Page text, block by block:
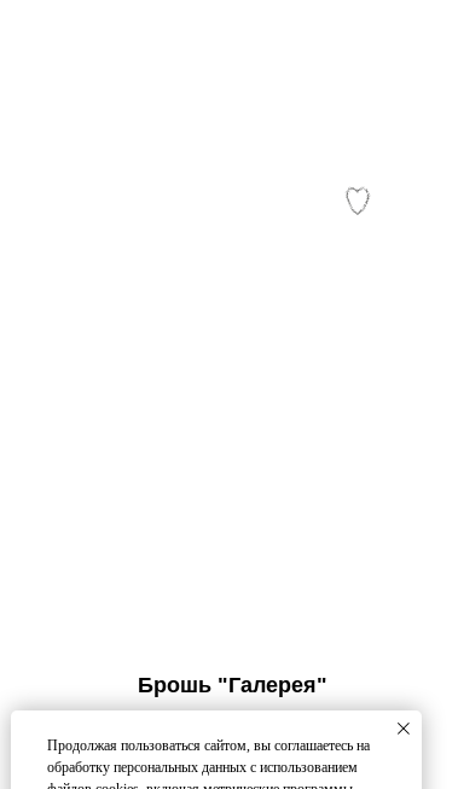
Продолжая пользоваться сайтом, вы соглашаетесь на
обработку персональных данных с использованием
Брошь "Галерея"
р.